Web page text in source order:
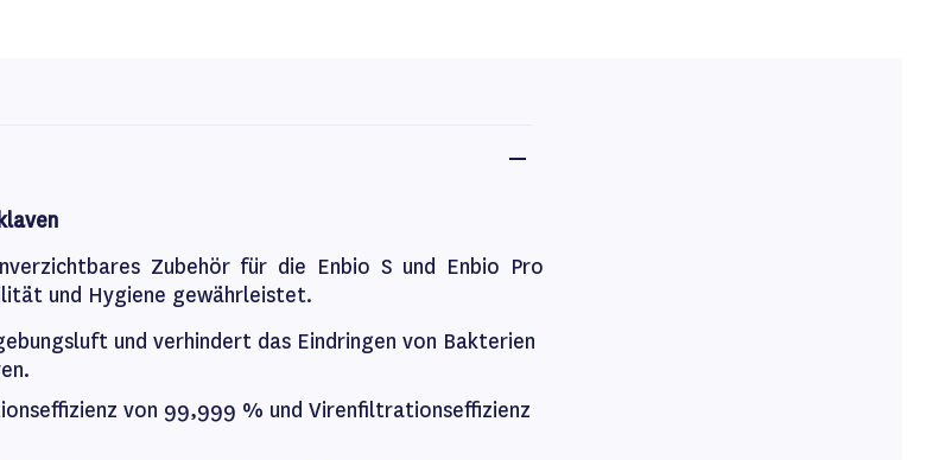
Zubehör für die Enbio S und Enbio Pro
und Hygiene gewährleistet.
und verhindert das Eindringen von Bakterien
von 99,999 % und Virenfiltrationseffizienz